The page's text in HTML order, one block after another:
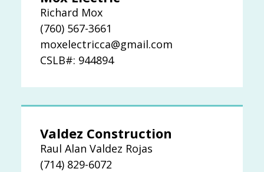
Richard Mox
(760) 567-3661
moxelectricca@gmail.com
CSLB#: 944894
Valdez Construction
Raul Alan Valdez Rojas
(714) 829-6072